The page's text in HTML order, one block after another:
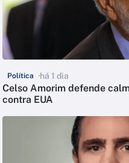
Política há 1 dia
Celso Amorim defende
contra EUA